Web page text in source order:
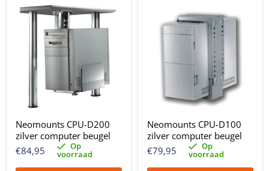
Neomounts CPU-D200
zilver computer beugel
€84,95
Op
voorraad
Neomounts CPU-D100
zilver computer beugel
€79,95
Op
voorraad